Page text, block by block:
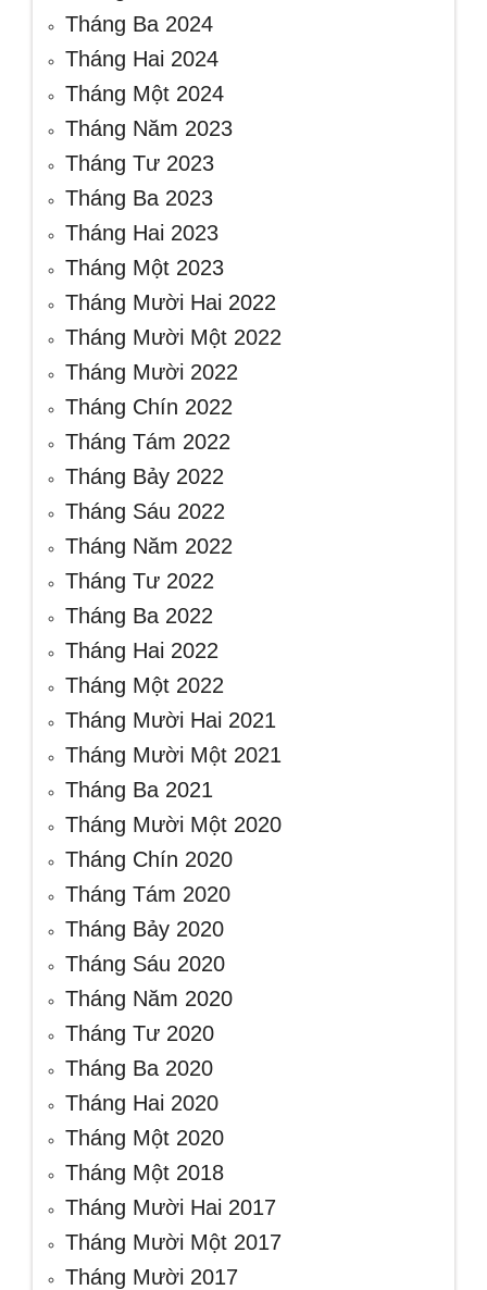
Tháng Ba 2024
Tháng Hai 2024
Tháng Một 2024
Tháng Năm 2023
Tháng Tư 2023
Tháng Ba 2023
Tháng Hai 2023
Tháng Một 2023
Tháng Mười Hai 2022
Tháng Mười Một 2022
Tháng Mười 2022
Tháng Chín 2022
Tháng Tám 2022
Tháng Bảy 2022
Tháng Sáu 2022
Tháng Năm 2022
Tháng Tư 2022
Tháng Ba 2022
Tháng Hai 2022
Tháng Một 2022
Tháng Mười Hai 2021
Tháng Mười Một 2021
Tháng Ba 2021
Tháng Mười Một 2020
Tháng Chín 2020
Tháng Tám 2020
Tháng Bảy 2020
Tháng Sáu 2020
Tháng Năm 2020
Tháng Tư 2020
Tháng Ba 2020
Tháng Hai 2020
Tháng Một 2020
Tháng Một 2018
Tháng Mười Hai 2017
Tháng Mười Một 2017
Tháng Mười 2017